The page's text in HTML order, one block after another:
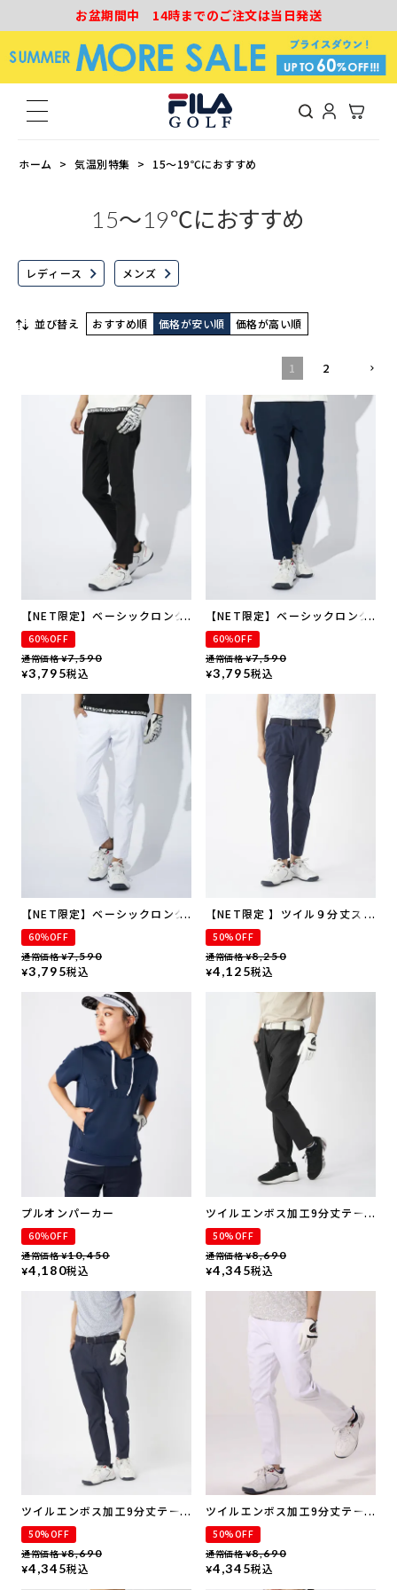
お盆期間中 14時までのご注文は当日発送
ホーム 気温別特集 15～19℃におすすめ
15～19℃におすすめ
レディース メンズ
並び替え おすすめ順 価格が安い順 価格が高い順
1 2
【NET限定】ベーシックロング
パンツ
60％OFF
通常価格 ¥7,590
¥3,795税込
【NET限定】ベーシックロング
パンツ
60％OFF
通常価格 ¥7,590
¥3,795税込
【NET限定】ベーシックロング
パンツ
60％OFF
通常価格 ¥7,590
¥3,795税込
【NET限定 】ツイル９分丈スト
レートパンツ | 吸汗速乾・UVカ
ット・ストレッチ
50%OFF
通常価格 ¥8,250
¥4,125税込
プルオンパーカー
60％OFF
通常価格 ¥10,450
¥4,180税込
ツイルエンボス加工9分丈テー
パードパンツ | 吸汗速乾・撥水
加工・ ストレッチ
50%OFF
通常価格 ¥8,690
¥4,345税込
ツイルエンボス加工9分丈テー
パードパンツ | 吸汗速乾・撥水
加工・ ストレッチ
50%OFF
通常価格 ¥8,690
¥4,345税込
ツイルエンボス加工9分丈テー
パードパンツ | 吸汗速乾・撥水
加工・ ストレッチ
50%OFF
通常価格 ¥8,690
¥4,345税込